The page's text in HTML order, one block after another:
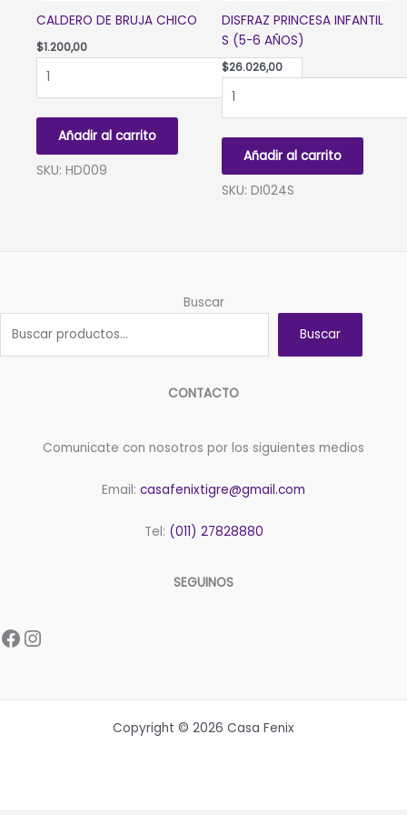
CALDERO DE BRUJA CHICO
$1.200,00
DE
CHICO
cantidad
Añadir al carrito
SKU: HD009
DISFRAZ PRINCESA INFANTIL
S (5-6 AÑOS)
$26.026,00
PRINCESA
6
Añadir al carrito
SKU: DI024S
Buscar
Buscar
CONTACTO
Comunicate con nosotros por los siguientes medios
Email: casafenixtigre@gmail.com
Tel: (011) 27828880
SEGUINOS
Facebook
Instagram
Copyright © 2026 Casa Fenix